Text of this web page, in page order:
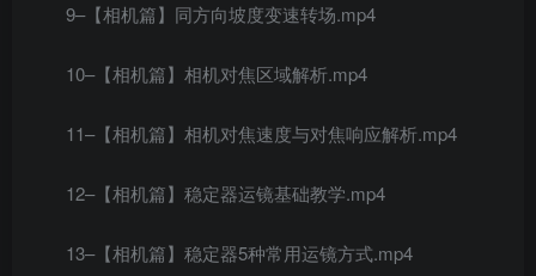
9–【相机篇】同方向坡度变速转场.mp4
10–【相机篇】相机对焦区域解析.mp4
11–【相机篇】相机对焦速度与对焦响应解析.mp4
12–【相机篇】稳定器运镜基础教学.mp4
13–【相机篇】稳定器5种常用运镜方式.mp4